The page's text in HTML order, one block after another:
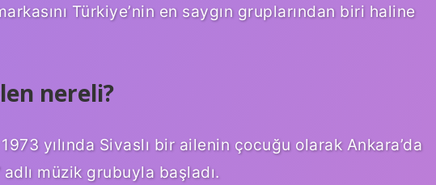
Türkiye’nin en saygın gruplarından biri haline
nereli?
yılında Sivaslı bir ailenin çocuğu olarak Ankara’da
müzik grubuyla başladı.